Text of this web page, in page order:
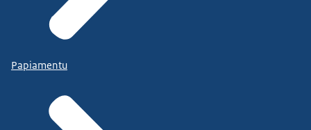
Papiamentu